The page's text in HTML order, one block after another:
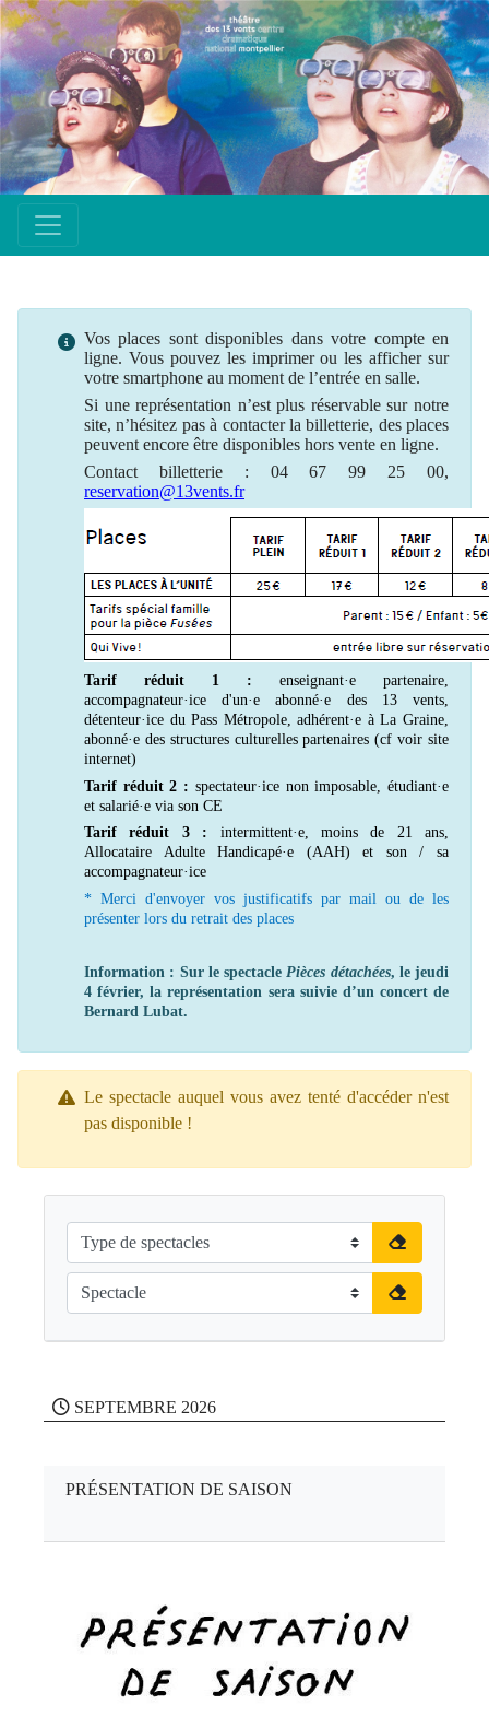
Vos places sont disponibles dans votre compte en
ligne. Vous pouvez les imprimer ou les afficher sur
votre smartphone au moment de l’entrée en salle.
Si unereprésentation n’est plus réservablesur notre
site, n’hésitez pas à contacter la billetterie, des places
peuvent encore être disponibles hors vente en ligne.
Contact billetterie : 04 67 99 25 00,
reservation@13vents.fr
Tarif réduit 1 : enseignant·e partenaire,
accompagnateur·ice d'un·e abonné·e des 13 vents,
détenteur·ice du Pass Métropole, adhérent·e à La Graine,
abonné·e des structures culturelles partenaires (cf voir site
internet)
Tarif réduit 2 : spectateur·ice non imposable, étudiant·e
et salarié·e via son CE
Tarif réduit 3 : intermittent·e, moins de 21 ans,
Allocataire Adulte Handicapé·e (AAH) et son / sa
accompagnateur·ice
* Merci d'envoyer vos justificatifs par mail ou de les
présenter lors du retrait des places
Information : Sur le spectaclePièces détachées, le jeudi
4 février, la représentation sera suivie d’un concert de
Bernard Lubat.
Le spectacle auquel vous avez tenté d'accéder n'est
pas disponible !
SEPTEMBRE 2026
PRÉSENTATION DE SAISON